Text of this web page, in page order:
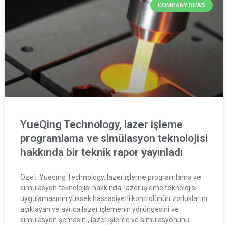
COMPANY NEWS
YueQing Technology, lazer işleme
programlama ve simülasyon teknolojisi
hakkında bir teknik rapor yayınladı
Özet: Yueqing Technology, lazer işleme programlama ve
simülasyon teknolojisi hakkında, lazer işleme teknolojisi
uygulamasının yüksek hassasiyetli kontrolünün zorluklarını
açıklayan ve ayrıca lazer işlemenin yörüngesini ve
simülasyon şemasını, lazer işleme ve simülasyonunu